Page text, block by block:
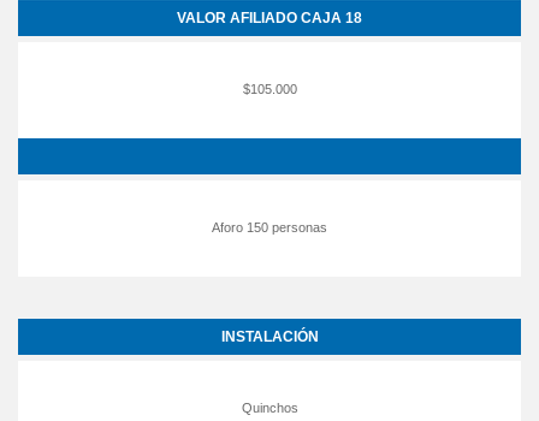
VALOR AFILIADO CAJA 18
$105.000
Aforo 150 personas
INSTALACIÓN
Quinchos